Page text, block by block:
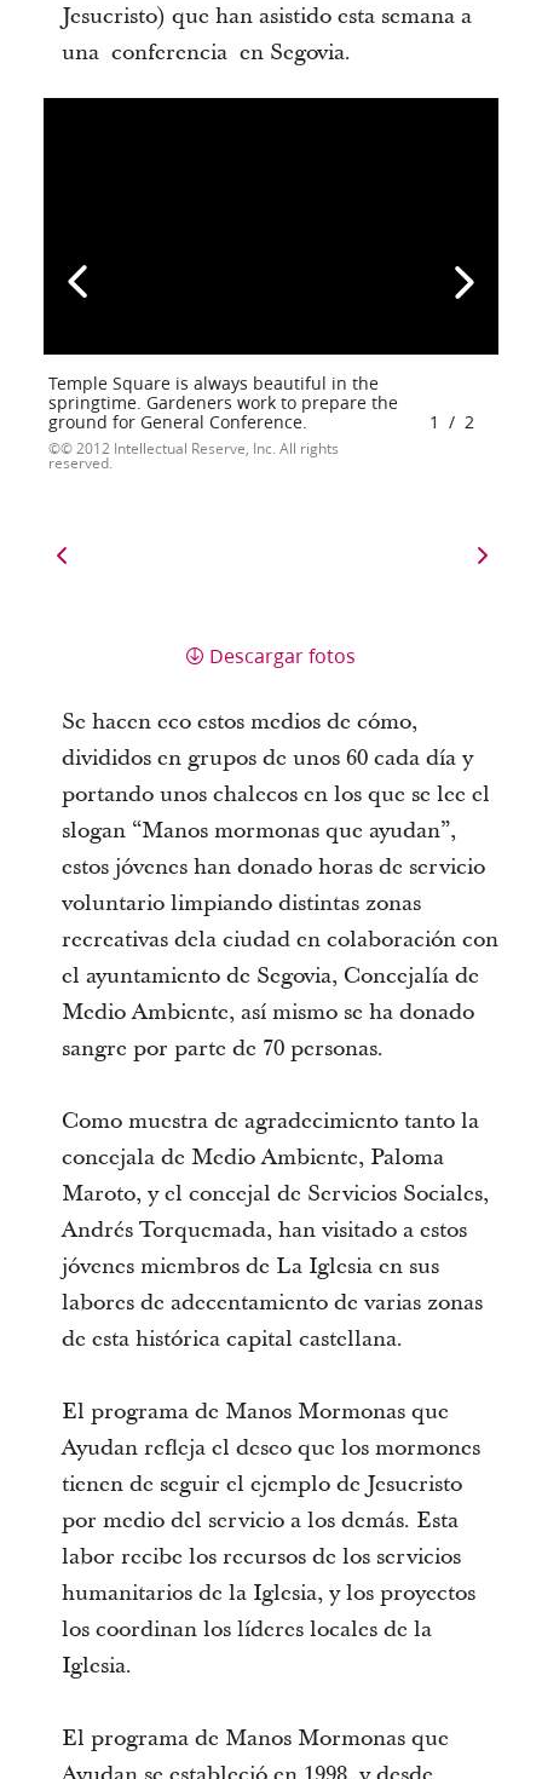
Jesucristo) que han asistido esta semana a
una conferencia en Segovia.
Temple Square is always beautiful in the
springtime. Gardeners work to prepare the
ground for General Conference.
© 2012 Intellectual Reserve, Inc. All rights
reserved.
1 / 2
Descargar fotos
Se hacen eco estos medios de cómo,
divididos en grupos de unos 60 cada día y
portando unos chalecos en los que se lee el
slogan “Manos mormonas que ayudan”,
estos jóvenes han donado horas de servicio
voluntario limpiando distintas zonas
recreativas dela ciudad en colaboración con
el ayuntamiento de Segovia, Concejalía de
Medio Ambiente, así mismo se ha donado
sangre por parte de 70 personas.
Como muestra de agradecimiento tanto la
concejala de Medio Ambiente, Paloma
Maroto, y el concejal de Servicios Sociales,
Andrés Torquemada, han visitado a estos
jóvenes miembros de La Iglesia en sus
labores de adecentamiento de varias zonas
de esta histórica capital castellana.
El programa de Manos Mormonas que
Ayudan refleja el deseo que los mormones
tienen de seguir el ejemplo de Jesucristo
por medio del servicio a los demás. Esta
labor recibe los recursos de los servicios
humanitarios de la Iglesia, y los proyectos
los coordinan los líderes locales de la
Iglesia.
El programa de Manos Mormonas que